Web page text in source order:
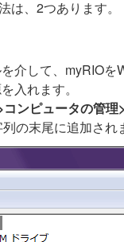
、2つあります。
介して、myRIOを
入れます。
ンピュータの管
の末尾に追加され